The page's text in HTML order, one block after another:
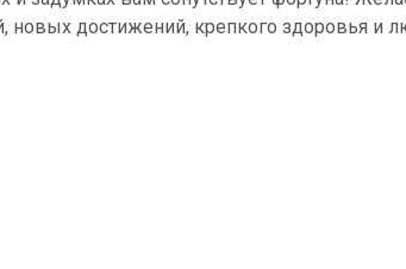
новых достижений, крепкого здоровья и